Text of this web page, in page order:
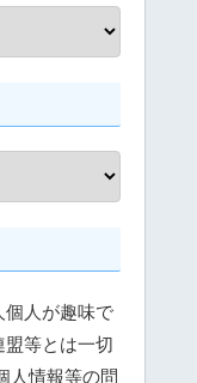
個人が趣味で
等とは一切
人情報等の問